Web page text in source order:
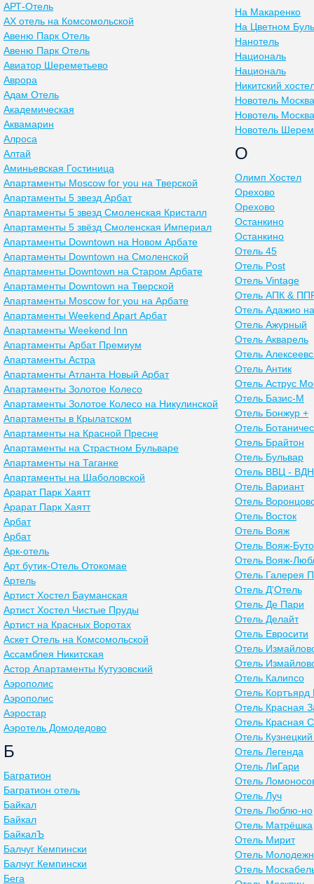
АРТ-Отель
АХ отель на Комсомольской
Авеню Парк Отель
Авеню Парк Отель
Авиатор Шереметьево
Аврора
Адам Отель
Академическая
Аквамарин
Алроса
Алтай
Аминьевская Гостиница
Апартаменты Moscow for you на Тверской
Апартаменты 5 звезд Арбат
Апартаменты 5 звезд Смоленская Кристалл
Апартаменты 5 звёзд Смоленская Империал
Апартаменты Downtown на Новом Арбате
Апартаменты Downtown на Смоленской
Апартаменты Downtown на Старом Арбате
Апартаменты Downtown на Тверской
Апартаменты Moscow for you на Арбате
Апартаменты Weekend Apart Арбат
Апартаменты Weekend Inn
Апартаменты Арбат Премиум
Апартаменты Астра
Апартаменты Атланта Новый Арбат
Апартаменты Золотое Колесо
Апартаменты Золотое Колесо на Никулинской
Апартаменты в Крылатском
Апартаменты на Красной Пресне
Апартаменты на Страстном Бульваре
Апартаменты на Таганке
Апартаменты на Шаболовской
Арарат Парк Хаятт
Арарат Парк Хаятт
Арбат
Арбат
Арк-отель
Арт бутик-Отель Отокомае
Артель
Артист Хостел Бауманская
Артист Хостел Чистые Пруды
Артист на Красных Воротах
Аскет Отель на Комсомольской
Ассамблея Никитская
Астор Апартаменты Кутузовский
Аэрополис
Аэрополис
Аэростар
Аэротель Домодедово
Б
Багратион
Багратион отель
Байкал
Байкал
БайкалЪ
Балчуг Кемпински
Балчуг Кемпински
Бега
На Макаренко
На Цветном
Нанотель
Националь
Националь
Никитский
Новотель
Новотель
Новотель
О
Олимп Хостел
Орехово
Орехово
Останкино
Останкино
Отель 45
Отель Post
Отель Vintage
Отель АПК &
Отель Адажио
Отель Ажурный
Отель Акварель
Отель
Отель Антик
Отель Аструс
Отель Базис-М
Отель Бонжур +
Отель
Отель Брайтон
Отель Бульвар
Отель ВВЦ -
Отель Вариант
Отель
Отель Восток
Отель Вояж
Отель Вояж-
Отель Вояж-
Отель Галерея
Отель Д'Отель
Отель Де Пари
Отель Делайт
Отель Евросити
Отель
Отель
Отель Калипсо
Отель Кортъярд
Отель Красная
Отель Красная
Отель
Отель Легенда
Отель ЛиГари
Отель
Отель Луч
Отель Люблю-но
Отель Матрёшка
Отель Мирит
Отель
Отель